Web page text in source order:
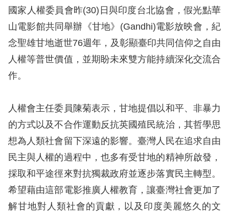
本
會
最
新
消
權
業
務
核
人
國家人權委員會昨(30)日與印度台北協會，假光點華
山電影館共同舉辦《甘地》(Gandhi)電影放映會，紀
念聖雄甘地逝世76週年，及彰顯臺印共同信仰之自由
人權等普世價值，並期盼未來雙方能持續深化交流合
作。
人權會主任委員陳菊表示，甘地提倡以和平、非暴力
的方式以及不合作運動反抗英國殖民統治，其哲學思
想為人類社會留下深遠的影響。臺灣人民在追求自由
民主與人權的過程中，也多有受甘地的精神所啟發，
採取和平途徑來對抗獨裁政府並逐步落實民主轉型。
希望藉由這部電影推廣人權教育，讓臺灣社會更加了
解甘地對人類社會的貢獻，以及印度美麗悠久的文